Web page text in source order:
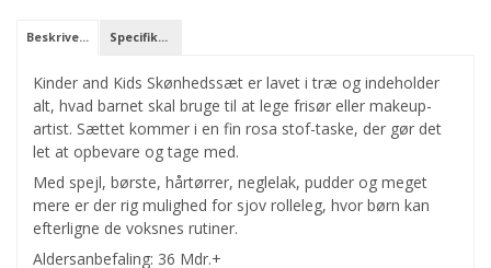
Beskrivelse Specifikationer
Kinder and Kids Skønhedssæt er lavet i træ og indeholder
alt, hvad barnet skal bruge til at lege frisør eller makeup-
artist. Sættet kommer i en fin rosa stof-taske, der gør det
let at opbevare og tage med.
Med spejl, børste, hårtørrer, neglelak, pudder og meget
mere er der rig mulighed for sjov rolleleg, hvor børn kan
efterligne de voksnes rutiner.
Aldersanbefaling: 36 Mdr.+